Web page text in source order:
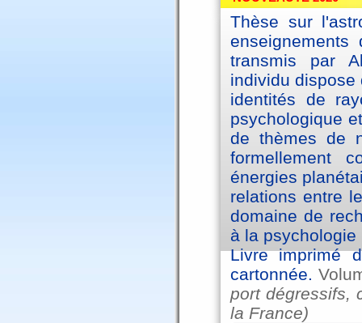
Thèse sur
transmis par
individu
identités de
psychologique
de thèmes de
formellement
énergies
relations entre
domaine de
à la
Livre imprimé
cartonnée.
port dégressifs,
la France)